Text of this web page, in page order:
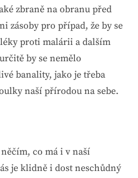
zbraně na obranu před
zásoby pro případ, že by se
proti malárii a dalším
by se nemělo
banality, jako je třeba
naší přírodou na sebe.
co má i v naší
je klidně i dost neschůdný